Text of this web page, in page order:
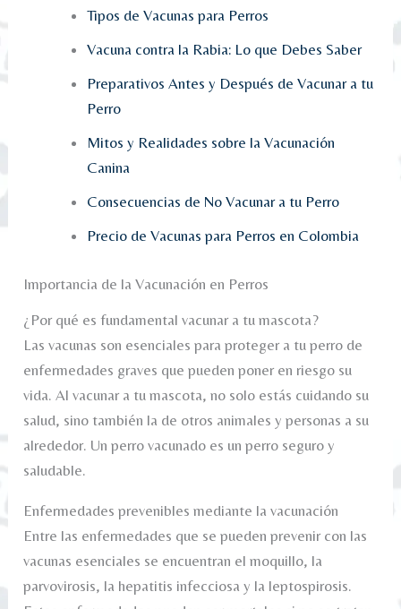
Tipos de Vacunas para Perros
Vacuna contra la Rabia: Lo que Debes Saber
Preparativos Antes y Después de Vacunar a tu
Perro
Mitos y Realidades sobre la Vacunación
Canina
Consecuencias de No Vacunar a tu Perro
Precio de Vacunas para Perros en Colombia
Importancia de la Vacunación en Perros
¿Por qué es fundamental vacunar a tu mascota?
Las vacunas son esenciales para proteger a tu perro de
enfermedades graves que pueden poner en riesgo su
vida. Al vacunar a tu mascota, no solo estás cuidando su
salud, sino también la de otros animales y personas a su
alrededor. Un perro vacunado es un perro seguro y
saludable.
Enfermedades prevenibles mediante la vacunación
Entre las enfermedades que se pueden prevenir con las
vacunas esenciales se encuentran el moquillo, la
parvovirosis, la hepatitis infecciosa y la leptospirosis.